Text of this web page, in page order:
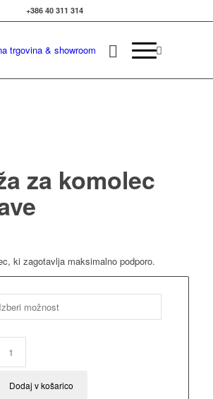
+386 40 311 314
za komolec
ki zagotavlja maksimalno podporo.
Dodaj v košarico
več OK, sprejmi piškotke.